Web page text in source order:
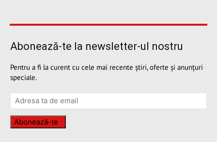
Abonează-te la newsletter-ul nostru
Pentru a fi la curent cu cele mai recente știri, oferte și anunțuri
speciale.
Abonează-te